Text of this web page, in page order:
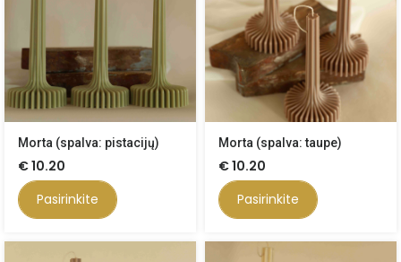
Morta (spalva: pistacijų)
€10.20
Pasirinkite
Morta (spalva: taupe)
€10.20
Pasirinkite